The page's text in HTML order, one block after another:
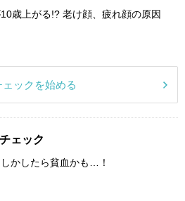
歳上がる!? 老け顔、疲れ顔の原因
ックを始める
ェック
かしたら貧血かも…！